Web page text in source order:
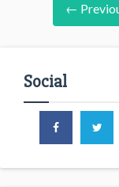
←
Social